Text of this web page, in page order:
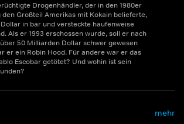
Drogenhändler, der in den 1980er
Großteil Amerikas mit Kokain belieferte,
in bar und versteckte haufenweise
Als er 1993 erschossen wurde, soll er nach
50 Milliarden Dollar schwer gewesen
er ein Robin Hood. Für andere war er das
Escobar getötet? Und wohin ist sein
mehr